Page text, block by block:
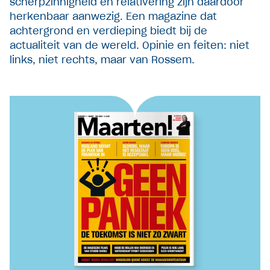
herkenbaar aanwezig. Een magazine dat
achtergrond en verdieping biedt bij de
actualiteit van de wereld. Opinie en feiten: niet
links, niet rechts, maar van Rossem.